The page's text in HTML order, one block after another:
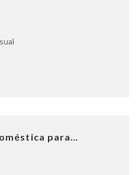
para…